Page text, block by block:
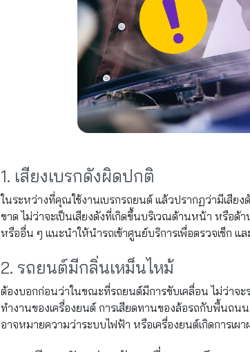
1. เสียงเบรกดังผิดปกติ
ในระหว่างที่คุณใช้งานเบรกรถยนต์ แล้วปรากฏว่ามีเสียง
ขาด ไม่ว่าจะเป็นเสียงดังที่เกิดขึ้นบริเวณด้านหน้า หรือด้
หรืออื่น ๆ แนะนำให้นำรถเข้าศูนย์บริการเพื่อตรวจเช็ก แ
2. รถยนต์มีกลิ่นเหม็นไหม้
ต้องบอกก่อนว่าในขณะที่รถยนต์มีการขับเคลื่อน ไม่ว่าจะร
ทำงานของเครื่องยนต์ การเสียดทานของล้อรถกับพื้นถน
อาจหมายความว่าระบบไฟฟ้า หรือเครื่องยนต์เกิดการเผ